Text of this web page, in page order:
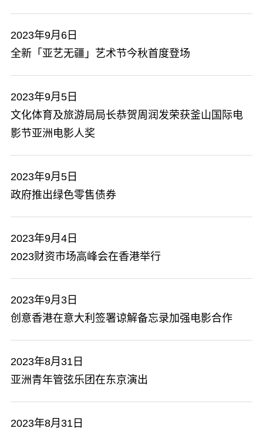
2023年9月6日
全新「亚艺无疆」艺术节今秋首度登场
2023年9月5日
文化体育及旅游局局长恭贺周润发荣获釜山国际电
影节亚洲电影人奖
2023年9月5日
政府推出绿色零售债券
2023年9月4日
2023财资市场高峰会在香港举行
2023年9月3日
创意香港在意大利签署谅解备忘录加强电影合作
2023年8月31日
亚洲青年管弦乐团在东京演出
2023年8月31日